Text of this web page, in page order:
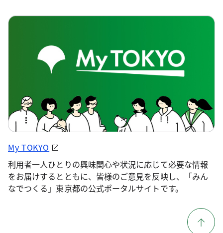
My TOKYO
利用者一人ひとりの興味関心や状況に応じて必要な情報
をお届けするとともに、皆様のご意見を反映し、「みん
なでつくる」東京都の公式ポータルサイトです。